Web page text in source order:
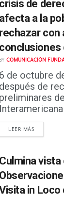
crisis de
afecta a la
rechazar con
conclusiones
BY COMUNICACIÓN
6 de octubre
después de
preliminares
LEER MÁS
Culmina vista
in Loco